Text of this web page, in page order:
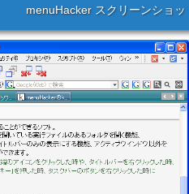
menuHacker スクリーンショッ